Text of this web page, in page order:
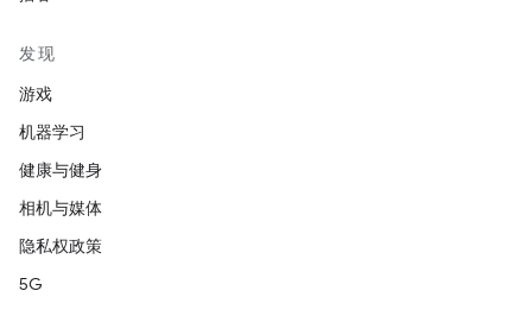
发现
游戏
机器学习
健康与健身
相机与媒体
隐私权政策
5G